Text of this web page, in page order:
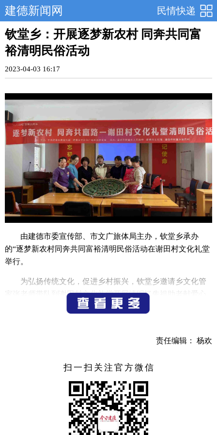
民情快递
建德新闻网
钦堂乡：开展逐梦新农村 同奔共同富
裕清明民俗活动
2023-04-03 16:17
由建德市委宣传部、市文广旅体局主办，钦堂乡承办
的“逐梦新农村同奔共同富裕清明民俗活动在谢田村文化礼堂
举行。
为弘扬传统文化，促进乡村振兴，钦堂乡邀请乡文化管
家张老师带队到谢田村文化礼堂开展清明忆先祖助老献爱心
活动。文化礼堂内，张老师一边讲解清明民俗文化，一边与
残疾人手中。下一步该活动还在钦堂村文化礼堂、蒲田文化
堂、葛塘村文化礼堂开展。
责任编辑： 杨欢
扫一扫关注官方微信